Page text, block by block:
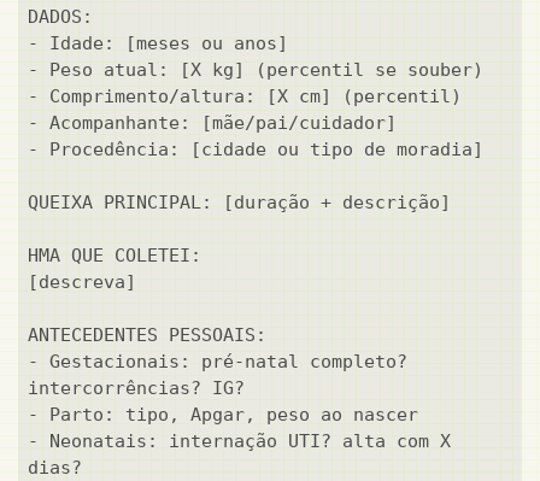
DADOS:
- Idade: [meses ou anos]
- Peso atual: [X kg] (percentil se souber)
- Comprimento/altura: [X cm] (percentil)
- Acompanhante: [mãe/pai/cuidador]
- Procedência: [cidade ou tipo de moradia]
QUEIXA PRINCIPAL: [duração + descrição]
HMA QUE COLETEI:
[descreva]
ANTECEDENTES PESSOAIS:
- Gestacionais: pré-natal completo?
intercorrências? IG?
- Parto: tipo, Apgar, peso ao nascer
- Neonatais: internação UTI? alta com X
dias?